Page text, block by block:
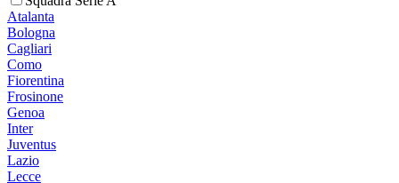
Atalanta
Bologna
Cagliari
Como
Fiorentina
Frosinone
Genoa
Inter
Juventus
Lazio
Lecce